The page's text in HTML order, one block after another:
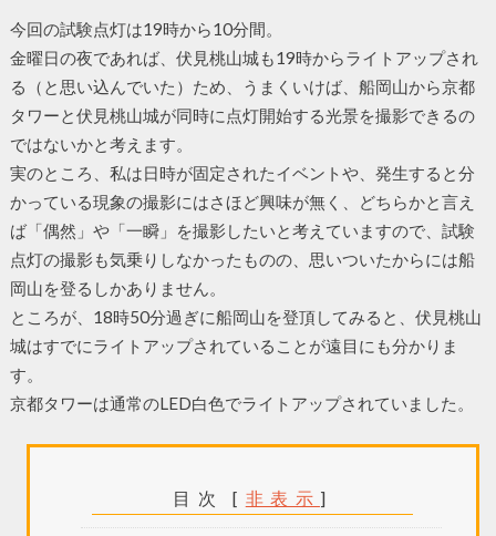
今回の試験点灯は19時から10分間。
金曜日の夜であれば、伏見桃山城も19時からライトアップされ
る（と思い込んでいた）ため、うまくいけば、船岡山から京都
タワーと伏見桃山城が同時に点灯開始する光景を撮影できるの
ではないかと考えます。
実のところ、私は日時が固定されたイベントや、発生すると分
かっている現象の撮影にはさほど興味が無く、どちらかと言え
ば「偶然」や「一瞬」を撮影したいと考えていますので、試験
点灯の撮影も気乗りしなかったものの、思いついたからには船
岡山を登るしかありません。
ところが、18時50分過ぎに船岡山を登頂してみると、伏見桃山
城はすでにライトアップされていることが遠目にも分かりま
す。
京都タワーは通常のLED白色でライトアップされていました。
目次 [ 非表示 ]